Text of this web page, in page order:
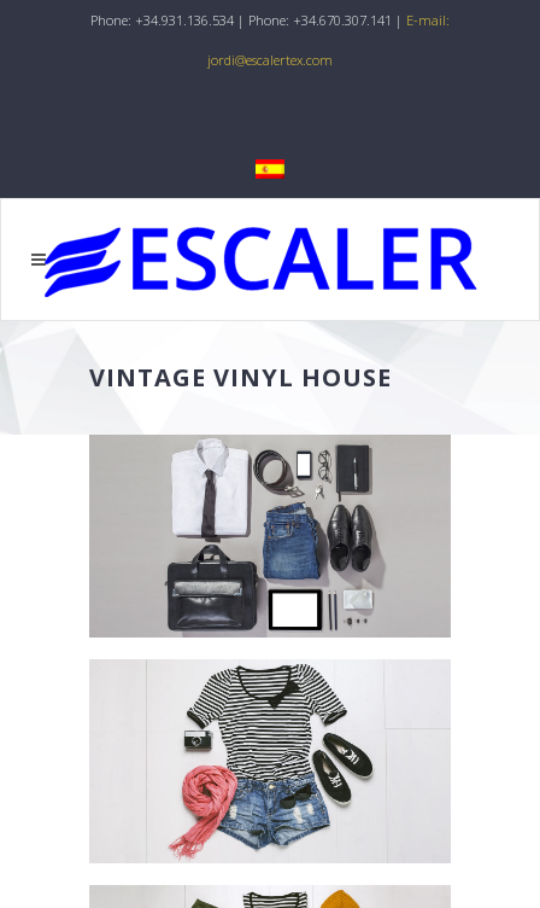
Phone: +34.931.136.534 | Phone: +34.670.307.141 | E-mail:
jordi@escalertex.com
VINTAGE VINYL HOUSE